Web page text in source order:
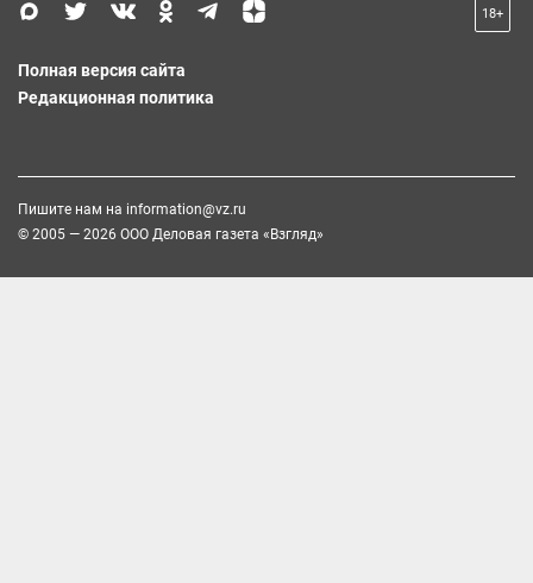
18+
Полная версия сайта
Редакционная политика
Пишите нам на information@vz.ru
© 2005 — 2026 ООО Деловая газета «Взгляд»